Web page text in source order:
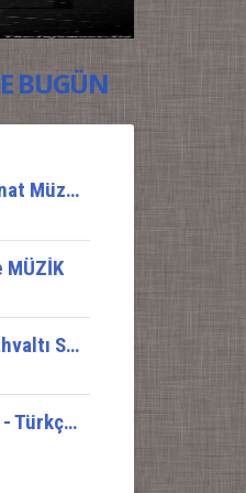
BUGÜN
Türk Sanat Müziği
MÜZİK
Önce Kahvaltı Sunar
Yabancı - Türkçe Pop karışık